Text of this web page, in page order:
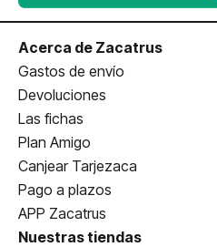
Acerca de Zacatrus
Gastos de envío
Devoluciones
Las fichas
Plan Amigo
Canjear Tarjezaca
Pago a plazos
APP Zacatrus
Nuestras tiendas